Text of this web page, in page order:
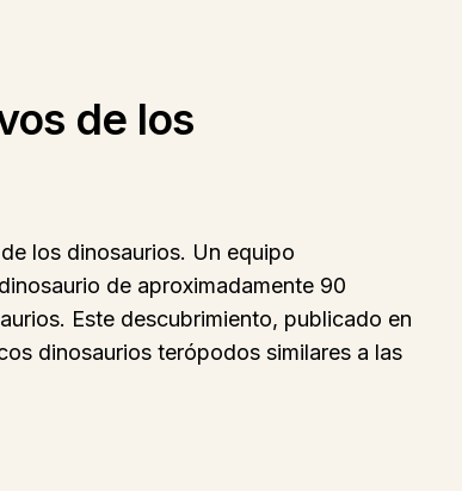
de los
los dinosaurios. Un equipo
de aproximadamente 90
Este descubrimiento, publicado en
dinosaurios terópodos similares a las